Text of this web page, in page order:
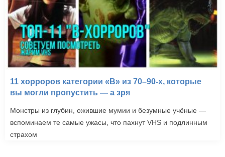
11 хорроров категории «B» из 70–90-х, которые
вы могли пропустить — а зря
Монстры из глубин, ожившие мумии и безумные учёные —
вспоминаем те самые ужасы, что пахнут VHS и подлинным
страхом